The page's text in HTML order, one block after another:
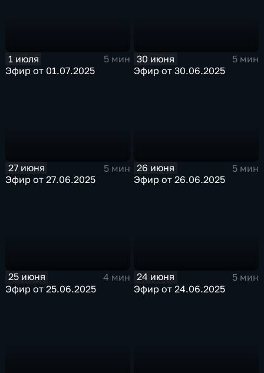
1 июля
5 мин
Эфир от 01.07.2025
30 июня
5 мин
Эфир от 30.06.2025
27 июня
5 мин
Эфир от 27.06.2025
26 июня
5 мин
Эфир от 26.06.2025
25 июня
4 мин
Эфир от 25.06.2025
24 июня
5 мин
Эфир от 24.06.2025